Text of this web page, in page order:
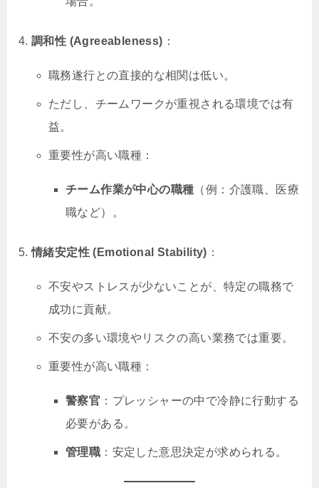
調和性 (Agreeableness) ：
職務遂行との直接的な相関は低い。
ただし、チームワークが重視される環境では有
益。
重要性が高い職種：
チーム作業が中心の職種 （例：介護職、医療
職など）。
情緒安定性 (Emotional Stability) ：
不安やストレスが少ないことが、特定の職務で
成功に貢献。
不安の多い環境やリスクの高い業務では重要。
重要性が高い職種：
警察官 ：プレッシャーの中で冷静に行動する
必要がある。
管理職 ：安定した意思決定が求められる。